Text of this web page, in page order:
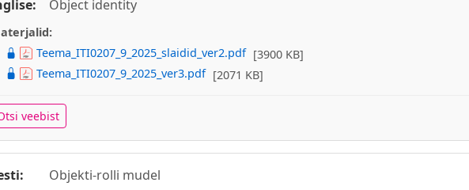
Object identity
Teema_ITI0207_9_2025_slaidid_ver2.pdf [3900 KB]
Teema_ITI0207_9_2025_ver3.pdf [2071 KB]
veebist
Objekti-rolli mudel